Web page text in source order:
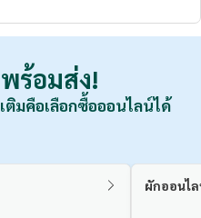
พร้อมส่ง!
ติมคือเลือกซื้อออนไลน์ได้
ผักออนไ